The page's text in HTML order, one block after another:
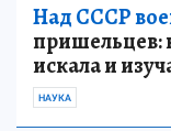
Над СССР
пришельцев:
искала и
НАУКА